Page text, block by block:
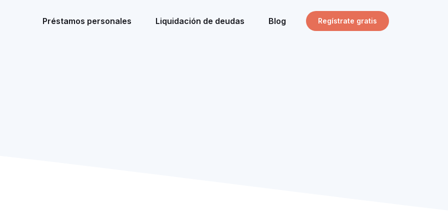
Préstamos personales Liquidación de deudas Blog Regístrate gratis